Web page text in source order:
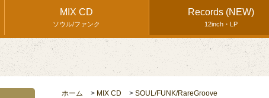
MIX CD
ソウル/ファンク
Records (NEW)
12inch・LP
ホーム > MIX CD > SOUL/FUNK/RareGroove